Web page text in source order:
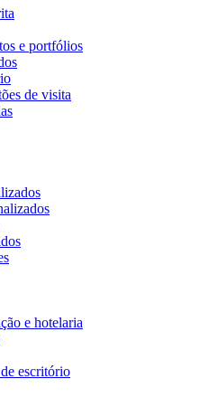
e portfólios
de visita
e hotelaria
escritório